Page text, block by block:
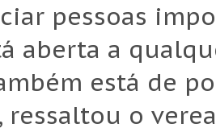
pessoas
aberta a
está de
ressaltou o